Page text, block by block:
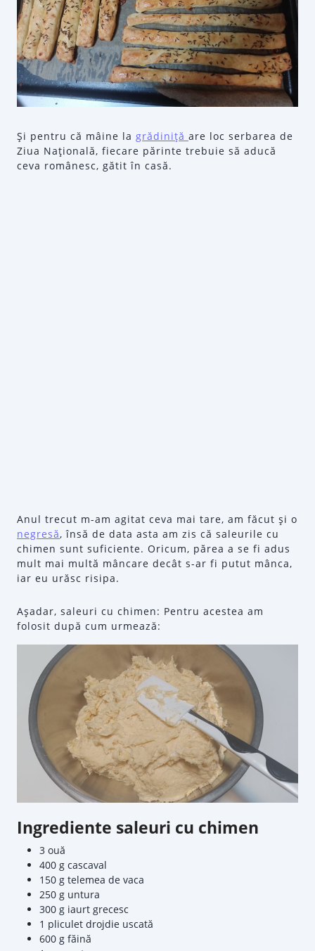
Şi pentru că mâine la grădiniţă are loc serbarea de
Ziua Naţională, fiecare părinte trebuie să aducă
ceva românesc, gătit în casă.
Anul trecut m-am agitat ceva mai tare, am făcut şi o
negresă, însă de data asta am zis că saleurile cu
chimen sunt suficiente. Oricum, părea a se fi adus
mult mai multă mâncare decât s-ar fi putut mânca,
iar eu urăsc risipa.
Aşadar, saleuri cu chimen: Pentru acestea am
folosit după cum urmează:
Ingrediente saleuri cu chimen
3 ouă
400 g cascaval
150 g telemea de vaca
250 g untura
300 g iaurt grecesc
1 pliculet drojdie uscată
600 g făină